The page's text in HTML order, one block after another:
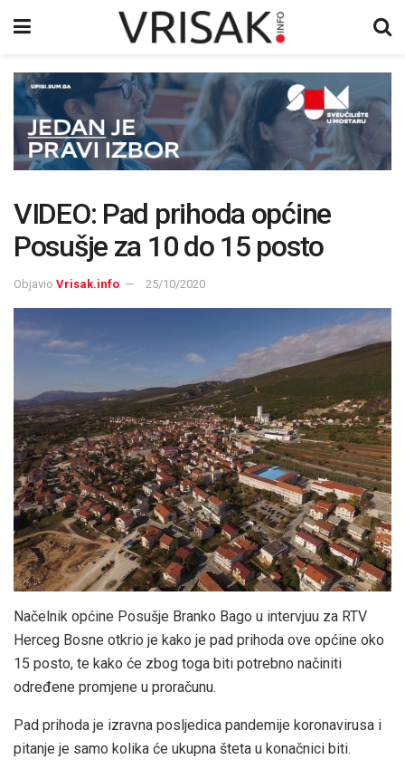
VIDEO: Pad prihoda općine
Posušje za 10 do 15 posto
Objavio Vrisak.info 25/10/2020
Načelnik općine Posušje Branko Bago u intervjuu za RTV
Herceg Bosne otkrio je kako je pad prihoda ove općine oko
15 posto, te kako će zbog toga biti potrebno načiniti
određene promjene u proračunu.
Pad prihoda je izravna posljedica pandemije koronavirusa i
pitanje je samo kolika će ukupna šteta u konačnici biti.